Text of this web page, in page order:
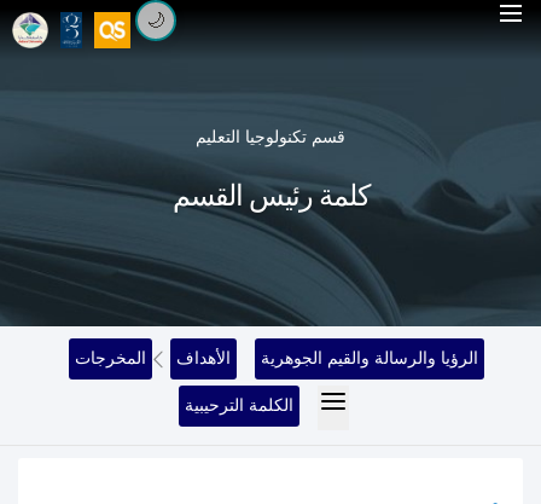
🌙
قسم تكنولوجيا التعليم
كلمة رئيس القسم
المخرجات الأهداف الرؤيا والرسالة والقيم الجوهرية
الكلمة الترحيبية